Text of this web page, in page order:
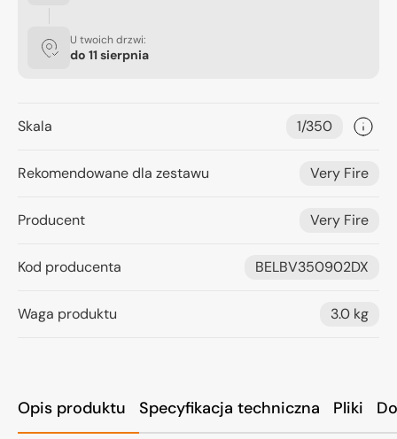
Opis produktu Specyfikacja techniczna Pliki
U twoich drzwi:
do 11 sierpnia
Skala 1/350
Rekomendowane dla zestawu Very Fire
Producent Very Fire
Kod producenta BELBV350902DX
Waga produktu 3.0 kg